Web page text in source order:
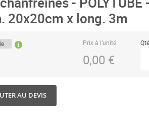
20x20cm x long. 3m
Prix à l’unité
0,00 €
Qté
AU DEVIS